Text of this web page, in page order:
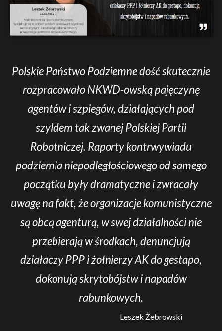
Polskie Państwo Podziemne dość skutecznie
rozpracowało NKWD-owską pajęczynę
agentów i szpiegów, działających pod
szyldem tak zwanej Polskiej Partii
Robotniczej. Raporty kontrwywiadu
podziemia niepodległościowego od samego
początku były dramatyczne i zwracały
uwagę na fakt, że organizacje komunistyczne
są obcą agenturą, w swej działalności nie
przebierają w środkach, denuncjują
działaczy PPP i żołnierzy AK do gestapo,
dokonują skrytobójstw i napadów
rabunkowych.
Leszek Żebrowski